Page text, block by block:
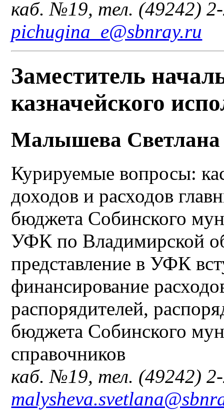
каб. №19, тел. (49242)
pichugina_e@sbnray.ru
Заместитель
казначейского
Малышева Светлана
Курируемые вопросы:
доходов и расходов
бюджета Собинского
УФК по Владимирской
представление в УФК
финансирование
распорядителей,
бюджета Собинского
справочников
каб. №19, тел. (49242)